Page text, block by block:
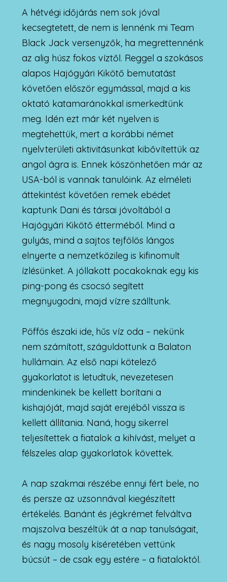
A hétvégi időjárás nem sok jóval
kecsegtetett, de nem is lennénk mi Team
Black Jack versenyzők, ha megrettennénk
az alig húsz fokos víztől. Reggel a szokásos
alapos Hajógyári Kikötő bemutatást
követően először egymással, majd a kis
oktató katamaránokkal ismerkedtünk
meg. Idén ezt már két nyelven is
megtehettük, mert a korábbi német
nyelvterületi aktivitásunkat kibővítettük az
angol ágra is. Ennek köszönhetően már az
USA-ból is vannak tanulóink. Az elméleti
áttekintést követően remek ebédet
kaptunk Dani és társai jóvoltából a
Hajógyári Kikötő étterméből. Mind a
gulyás, mind a sajtos tejfölös lángos
elnyerte a nemzetközileg is kifinomult
ízlésünket. A jóllakott pocakoknak egy kis
ping-pong és csocsó segített
megnyugodni, majd vízre szálltunk.
Pöffös északi ide, hűs víz oda – nekünk
nem számított, száguldottunk a Balaton
hullámain. Az első napi kötelező
gyakorlatot is letudtuk, nevezetesen
mindenkinek be kellett borítani a
kishajóját, majd saját erejéből vissza is
kellett állítania. Naná, hogy sikerrel
teljesítettek a fiatalok a kihívást, melyet a
félszeles alap gyakorlatok követtek.
A nap szakmai részébe ennyi fért bele, no
és persze az uzsonnával kiegészített
értékelés. Banánt és jégkrémet felváltva
majszolva beszéltük át a nap tanulságait,
és nagy mosoly kíséretében vettünk
búcsút – de csak egy estére – a fiataloktól.